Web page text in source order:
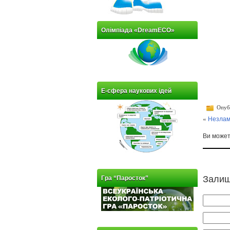
Олімпіада «DreamECO»
Е-сфера наукових ідей
Гра “Паросток”
«
Ви